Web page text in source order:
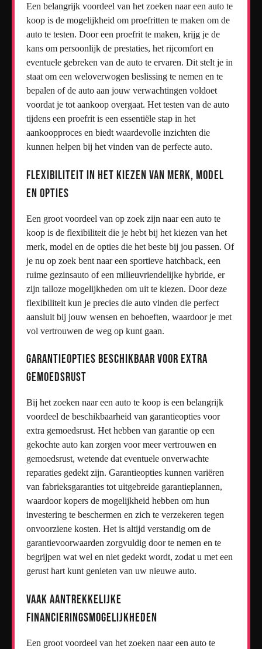
Een belangrijk voordeel van het zoeken naar een auto te
koop is de mogelijkheid om proefritten te maken om de
auto te testen. Door een proefrit te maken, krijg je de
kans om persoonlijk de prestaties, het rijcomfort en
eventuele gebreken van de auto te ervaren. Dit stelt je in
staat om een weloverwogen beslissing te nemen en te
bepalen of de auto aan jouw verwachtingen voldoet
voordat je tot aankoop overgaat. Het testen van de auto
tijdens een proefrit is een essentiële stap in het
aankoopproces en biedt waardevolle inzichten die
kunnen helpen bij het vinden van de perfecte auto.
Flexibiliteit in het kiezen van merk, model
en opties
Een groot voordeel van op zoek zijn naar een auto te
koop is de flexibiliteit die je hebt bij het kiezen van het
merk, model en de opties die het beste bij jou passen. Of
je nu op zoek bent naar een sportieve hatchback, een
ruime gezinsauto of een milieuvriendelijke hybride, er
zijn talloze mogelijkheden om uit te kiezen. Door deze
flexibiliteit kun je precies die auto vinden die perfect
aansluit bij jouw wensen en behoeften, waardoor je met
vol vertrouwen de weg op kunt gaan.
Garantieopties beschikbaar voor extra
gemoedsrust
Bij het zoeken naar een auto te koop is een belangrijk
voordeel de beschikbaarheid van garantieopties voor
extra gemoedsrust. Het hebben van garantie op een
gekochte auto kan zorgen voor meer vertrouwen en
gemoedsrust, wetende dat eventuele onverwachte
reparaties gedekt zijn. Garantieopties kunnen variëren
van fabrieksgaranties tot uitgebreide garantieplannen,
waardoor kopers de mogelijkheid hebben om hun
investering te beschermen en zich te verzekeren tegen
onvoorziene kosten. Het is altijd verstandig om de
garantievoorwaarden zorgvuldig door te nemen en te
begrijpen wat wel en niet gedekt wordt, zodat u met een
gerust hart kunt genieten van uw nieuwe auto.
Vaak aantrekkelijke
financieringsmogelijkheden
Een groot voordeel van het zoeken naar een auto te